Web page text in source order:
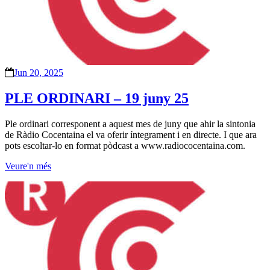
Jun 20, 2025
PLE ORDINARI – 19 juny 25
Ple ordinari corresponent a aquest mes de juny que ahir la sintonia
de Ràdio Cocentaina el va oferir íntegrament i en directe. I que ara
pots escoltar-lo en format pòdcast a www.radiococentaina.com.
Veure'n més